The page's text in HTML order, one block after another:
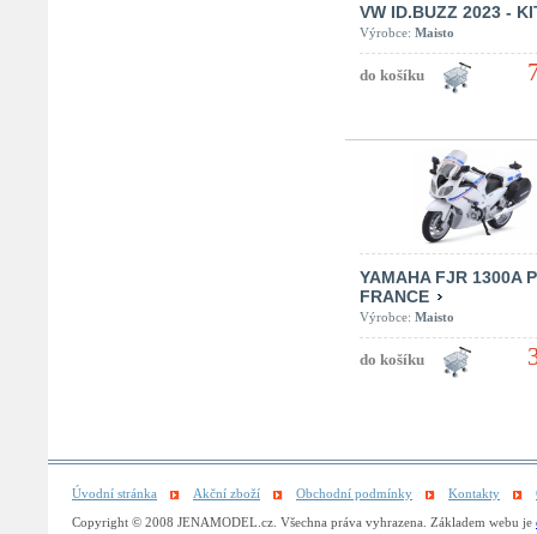
VW ID.BUZZ 2023 -
Výrobce: Maisto
YAMAHA FJR 1300A
FRANCE
Výrobce: Maisto
Úvodní stránka Akční zboží Obchodní podmínky Kontakty
Copyright © 2008 JENAMODEL.cz. Všechna práva vyhrazena. Základem webu je